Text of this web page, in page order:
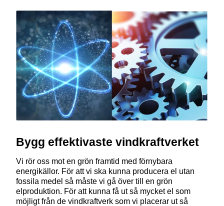
Bygg effektivaste vindkraftverket
Vi rör oss mot en grön framtid med förnybara
energikällor. För att vi ska kunna producera el utan
fossila medel så måste vi gå över till en grön
elproduktion. För att kunna få ut så mycket el som
möjligt från de vindkraftverk som vi placerar ut så